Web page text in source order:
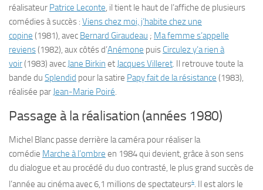
réalisateur Patrice Leconte, il tient le haut de l’affiche de plusieurs
comédies à succès : Viens chez moi, j’habite chez une
copine (1981), avec Bernard Giraudeau ; Ma femme s’appelle
reviens(1982), aux côtés d’Anémone puis Circulez y’a rien à
voir(1983) avec Jane Birkin et Jacques Villeret. Il retrouve toute la
bande du Splendid pour la satire Papy fait de la résistance (1983),
réalisée par Jean-Marie Poiré.
Passage à la réalisation (années 1980)
Michel Blanc passe derrière la caméra pour réaliser la
comédie Marche à l’ombre en 1984 qui devient, grâce à son sens
du dialogue et au procédé du duo contrasté, le plus grand succès de
l’année au cinéma avec 6,1 millions de spectateurs4. Il est alors le